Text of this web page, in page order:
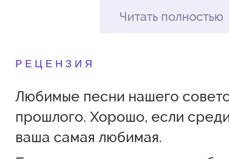
двора», и это нечто
слушают, но и подпевают,
забытые слова, некоторые –
закусывают… Просто потому,
Читать полностью
РЕЦЕНЗИЯ
Любимые песни нашего
прошлого. Хорошо, если
ваша самая любимая.